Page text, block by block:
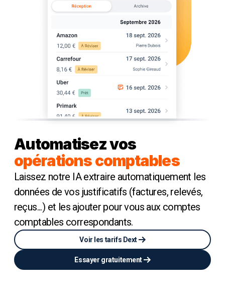
Automatisez vos
opérations comptables
Laissez notre IA extraire automatiquement les
données de vos justificatifs (factures, relevés,
reçus...) et les ajouter pour vous aux comptes
comptables correspondants.
Voir les tarifs Dext
Essayer gratuitement